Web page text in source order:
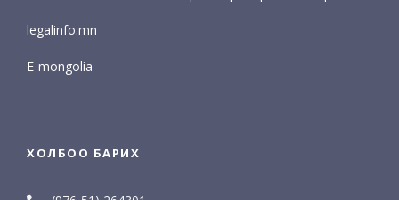
legalinfo.mn
E-mongolia
ХОЛБОО БАРИХ